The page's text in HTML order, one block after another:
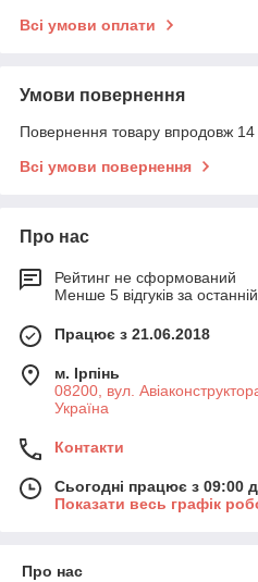
Всі умови оплати
Умови повернення
Повернення товару впродовж 14
Всі умови повернення
Про нас
Рейтинг не сформований
Менше 5 відгуків за останній
Працює з 21.06.2018
м. Ірпінь
08200, вул.
Україна
Контакти
Сьогодні працює з 09:00
Показати весь графік
Про нас